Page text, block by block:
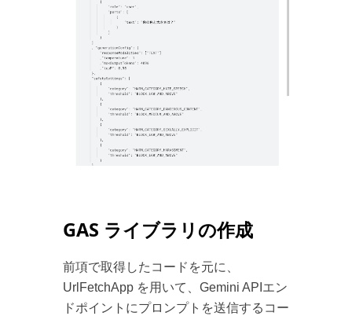
GAS ライブラリの作成
前項で取得したコードを元に、
UrlFetchApp を用いて、Gemini APIエン
ドポイントにプロンプトを送信するコー